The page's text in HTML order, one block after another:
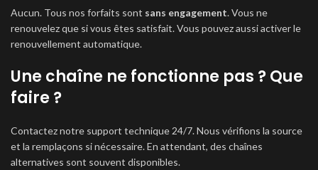
Aucun. Tous nos forfaits sont sans engagement. Vous ne
renouvelez que si vous êtes satisfait. Vous pouvez aussi activer le
renouvellement automatique.
Une chaîne ne fonctionne pas ? Que
faire ?
Contactez notre support technique 24/7. Nous vérifions la source
et la remplaçons si nécessaire. En attendant, des chaînes
alternatives sont souvent disponibles.